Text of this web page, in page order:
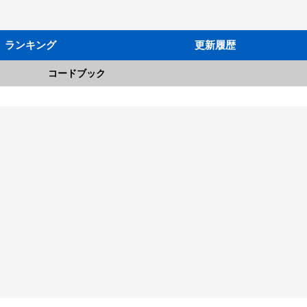
ランキング 更新履歴
コードブック